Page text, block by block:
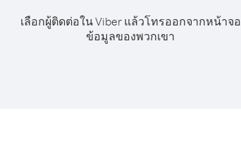
เลือกผู้ติดต่อใน Viber แล้วโทรออกจากหน้าจอ
ข้อมูลของพวกเขา